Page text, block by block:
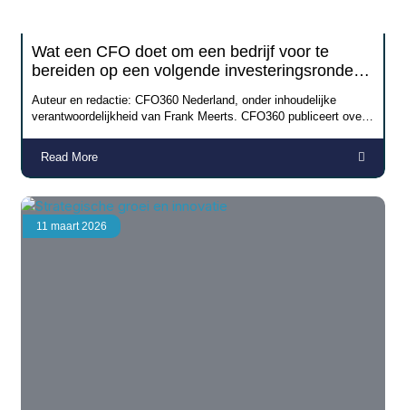
Wat een CFO doet om een bedrijf voor te
bereiden op een volgende investeringsronde of
Auteur en redactie: CFO360 Nederland, onder inhoudelijke
verantwoordelijkheid van Frank Meerts. CFO360 publiceert over
Read More
11 maart 2026